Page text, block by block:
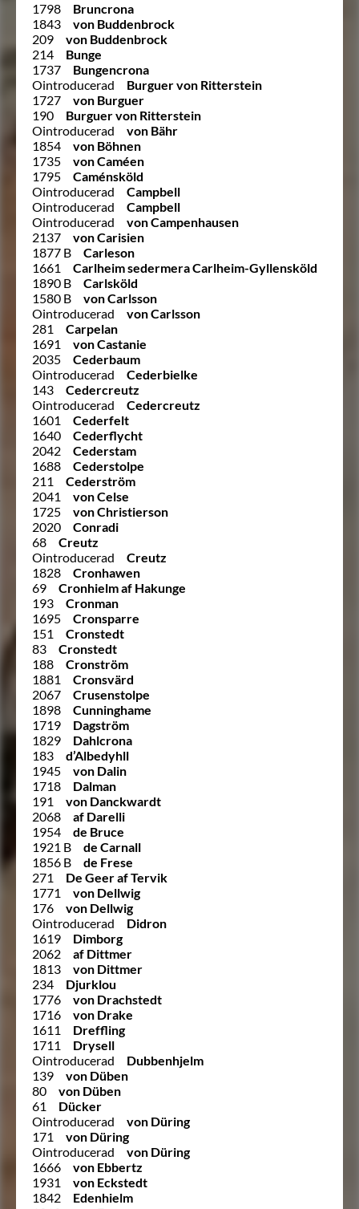
1798
Bruncrona
1843
von Buddenbrock
209
von Buddenbrock
214
Bunge
1737
Bungencrona
Ointroducerad
Burguer von Ritterstein
1727
von Burguer
190
Burguer von Ritterstein
Ointroducerad
von Bähr
1854
von Böhnen
1735
von Caméen
1795
Caménsköld
Ointroducerad
Campbell
Ointroducerad
Campbell
Ointroducerad
von Campenhausen
2137
von Carisien
1877 B
Carleson
1661
Carlheim sedermera Carlheim-Gyllensköld
1890 B
Carlsköld
1580 B
von Carlsson
Ointroducerad
von Carlsson
281
Carpelan
1691
von Castanie
2035
Cederbaum
Ointroducerad
Cederbielke
143
Cedercreutz
Ointroducerad
Cedercreutz
1601
Cederfelt
1640
Cederflycht
2042
Cederstam
1688
Cederstolpe
211
Cederström
2041
von Celse
1725
von Christierson
2020
Conradi
68
Creutz
Ointroducerad
Creutz
1828
Cronhawen
69
Cronhielm af Hakunge
193
Cronman
1695
Cronsparre
151
Cronstedt
83
Cronstedt
188
Cronström
1881
Cronsvärd
2067
Crusenstolpe
1898
Cunninghame
1719
Dagström
1829
Dahlcrona
183
d’Albedyhll
1945
von Dalin
1718
Dalman
191
von Danckwardt
2068
af Darelli
1954
de Bruce
1921 B
de Carnall
1856 B
de Frese
271
De Geer af Tervik
1771
von Dellwig
176
von Dellwig
Ointroducerad
Didron
1619
Dimborg
2062
af Dittmer
1813
von Dittmer
234
Djurklou
1776
von Drachstedt
1716
von Drake
1611
Dreffling
1711
Drysell
Ointroducerad
Dubbenhjelm
139
von Düben
80
von Düben
61
Dücker
Ointroducerad
von Düring
171
von Düring
Ointroducerad
von Düring
1666
von Ebbertz
1931
von Eckstedt
1842
Edenhielm